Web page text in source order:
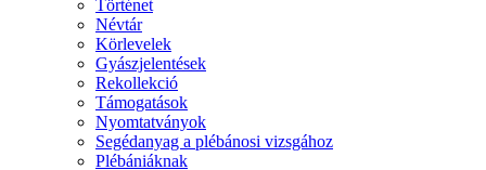
Történet
Névtár
Körlevelek
Gyászjelentések
Rekollekció
Támogatások
Nyomtatványok
Segédanyag a plébánosi vizsgához
Plébániáknak